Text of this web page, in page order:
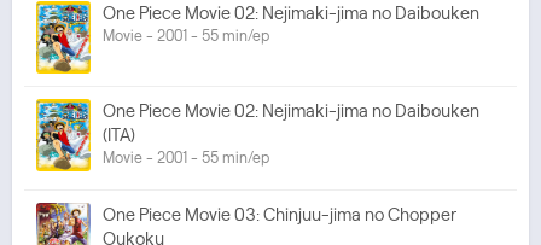
One Piece Movie 02: Nejimaki-jima no Daibouken
Movie - 2001 - 55 min/ep
One Piece Movie 02: Nejimaki-jima no Daibouken
(ITA)
Movie - 2001 - 55 min/ep
One Piece Movie 03: Chinjuu-jima no Chopper
Oukoku